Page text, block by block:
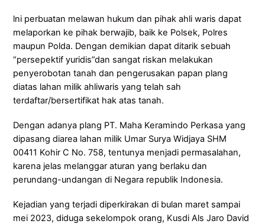
lni perbuatan melawan hukum dan pihak ahli waris dapat
melaporkan ke pihak berwajib, baik ke Polsek, Polres
maupun Polda. Dengan demikian dapat ditarik sebuah
“persepektif yuridis”dan sangat riskan melakukan
penyerobotan tanah dan pengerusakan papan plang
diatas lahan milik ahliwaris yang telah sah
terdaftar/bersertifikat hak atas tanah.
Dengan adanya plang PT. Maha Keramindo Perkasa yang
dipasang diarea lahan milik Umar Surya Widjaya SHM
00411 Kohir C No. 758, tentunya menjadi permasalahan,
karena jelas melanggar aturan yang berlaku dan
perundang-undangan di Negara republik Indonesia.
Kejadian yang terjadi diperkirakan di bulan maret sampai
mei 2023, diduga sekelompok orang, Kusdi Als Jaro David